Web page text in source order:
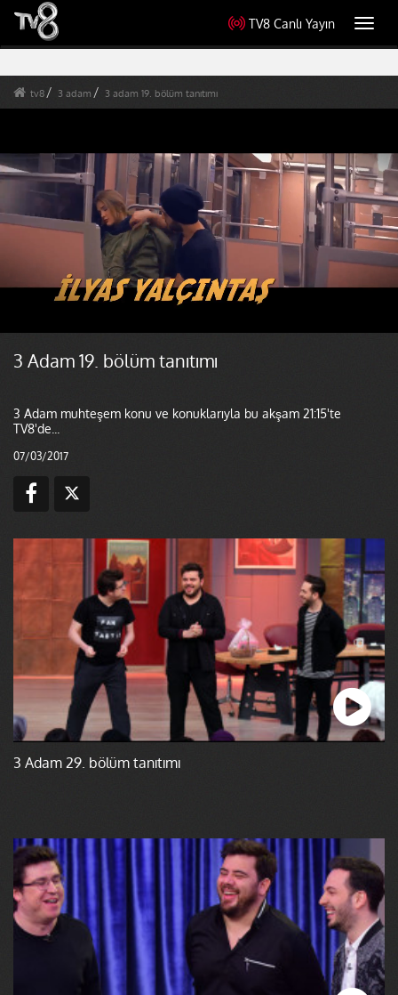
TV8 Canlı Yayın
tv8 3 adam 3 adam 19. bölüm tanıtımı
3 Adam 19. bölüm tanıtımı
3 Adam muhteşem konu ve konuklarıyla bu akşam 21:15'te
TV8'de...
07/03/2017
3 Adam 29. bölüm tanıtımı